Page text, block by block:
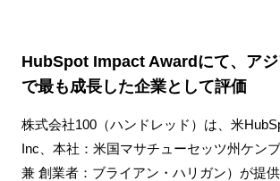
HubSpot Impact Awardにて、ア
で最も成長した企業として評価
株式会社100（ハンドレッド）は、米
Inc、本社：米国マサチューセッツ州ケン
兼 創業者：ブライアン・ハリガン）が提